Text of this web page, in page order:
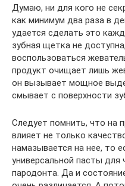
Думаю, ни для кого не
как минимум два раза в
удается сделать это
зубная щетка не
воспользоваться
продукт очищает лишь
он вызывает мощное
смывает с поверхности
Следует помнить, что на
влияет не только
намазывается на нее, то
универсальной пасты для
пародонта. Да и